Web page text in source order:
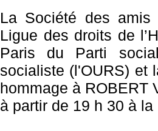
La Société des amis
Ligue des droits de
Paris du Parti
socialiste (l'OURS) et
hommage à ROBERT
à partir de 19 h 30 à